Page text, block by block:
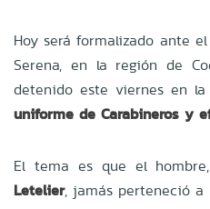
Hoy será formalizado ante
Serena, en la región de
detenido este viernes en la
uniforme de Carabineros y
El tema es que el
Letelier, jamás perteneció